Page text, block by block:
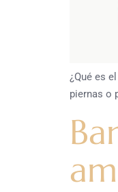
¿Qué es
piernas o